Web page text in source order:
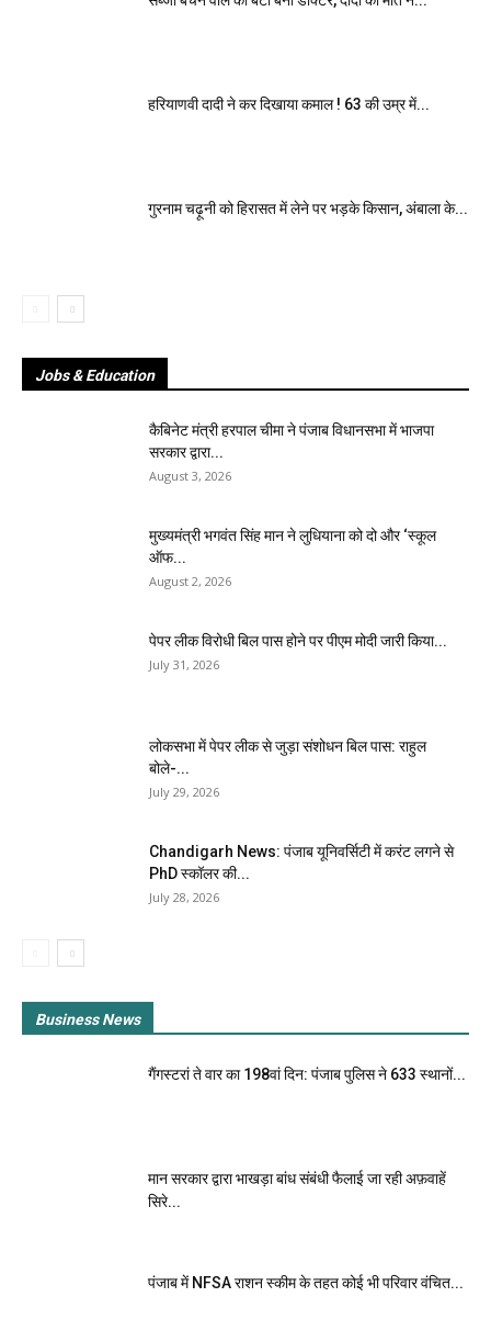
हरियाणवी दादी ने कर दिखाया कमाल ! 63 की उम्र में...
गुरनाम चढ़ूनी को हिरासत में लेने पर भड़के किसान, अंबाला के...
Jobs & Education
कैबिनेट मंत्री हरपाल चीमा ने पंजाब विधानसभा में भाजपा
सरकार द्वारा...
August 3, 2026
मुख्यमंत्री भगवंत सिंह मान ने लुधियाना को दो और ‘स्कूल
ऑफ...
August 2, 2026
पेपर लीक विरोधी बिल पास होने पर पीएम मोदी जारी किया...
July 31, 2026
लोकसभा में पेपर लीक से जुड़ा संशोधन बिल पास: राहुल
बोले-...
July 29, 2026
Chandigarh News: पंजाब यूनिवर्सिटी में करंट लगने से
PhD स्कॉलर की...
July 28, 2026
Business News
गैंगस्टरां ते वार का 198वां दिन: पंजाब पुलिस ने 633 स्थानों...
मान सरकार द्वारा भाखड़ा बांध संबंधी फैलाई जा रही अफ़वाहें
सिरे...
पंजाब में NFSA राशन स्कीम के तहत कोई भी परिवार वंचित...